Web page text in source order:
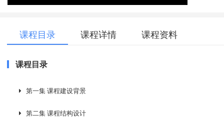
课程目录 课程详情 课程资料
课程目录
第一集 课程建设背景
第二集 课程结构设计